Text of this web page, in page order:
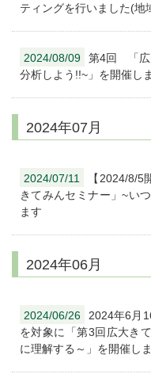
ティングを行いました(地
2024/08/09
第4回 「広
分析しよう!!~」を開催し
2024年07月
2024/07/11
【2024/8/
きてみんセミナー」~い
ます
2024年06月
2024/06/26
2024年6月
を対象に「第3回広大き
に理解する～」を開催し